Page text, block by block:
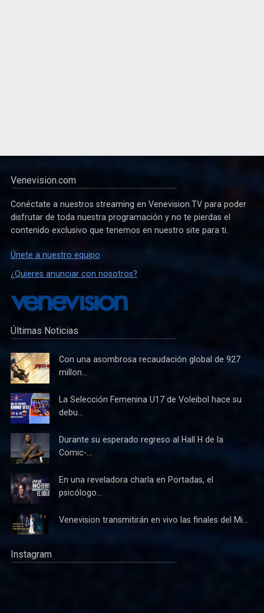
Venevision.com
Conéctate a nuestros streaming en Venevision.TV para poder
disfrutar de toda nuestra programación y no te pierdas el
contenido exclusivo que tenemos en nuestro site para ti.
Únete a nuestro equipo
¿Quieres anunciar con nosotros?
Últimas Noticias
Con una asombrosa recaudación global de 927
millon...
La Selección Femenina U17 de Voleibol hace su
debu...
Durante su esperado regreso al Hall H de la
Comic-...
En una reveladora charla en Portadas, el
psicólogo...
Venevision transmitirán en vivo las finales del Mi...
Instagram